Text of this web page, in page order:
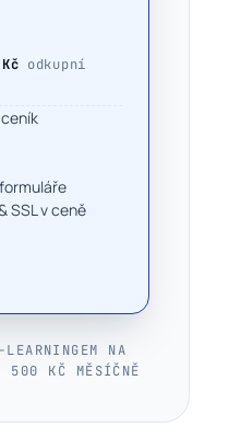
odkupní
SSL v ceně
NA
500 KČ MĚSÍČNĚ